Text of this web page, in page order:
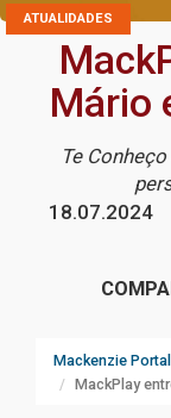
ATUALIDADES
Mário
Te
18.07.2024
Mackenzie Portal
MackPlay